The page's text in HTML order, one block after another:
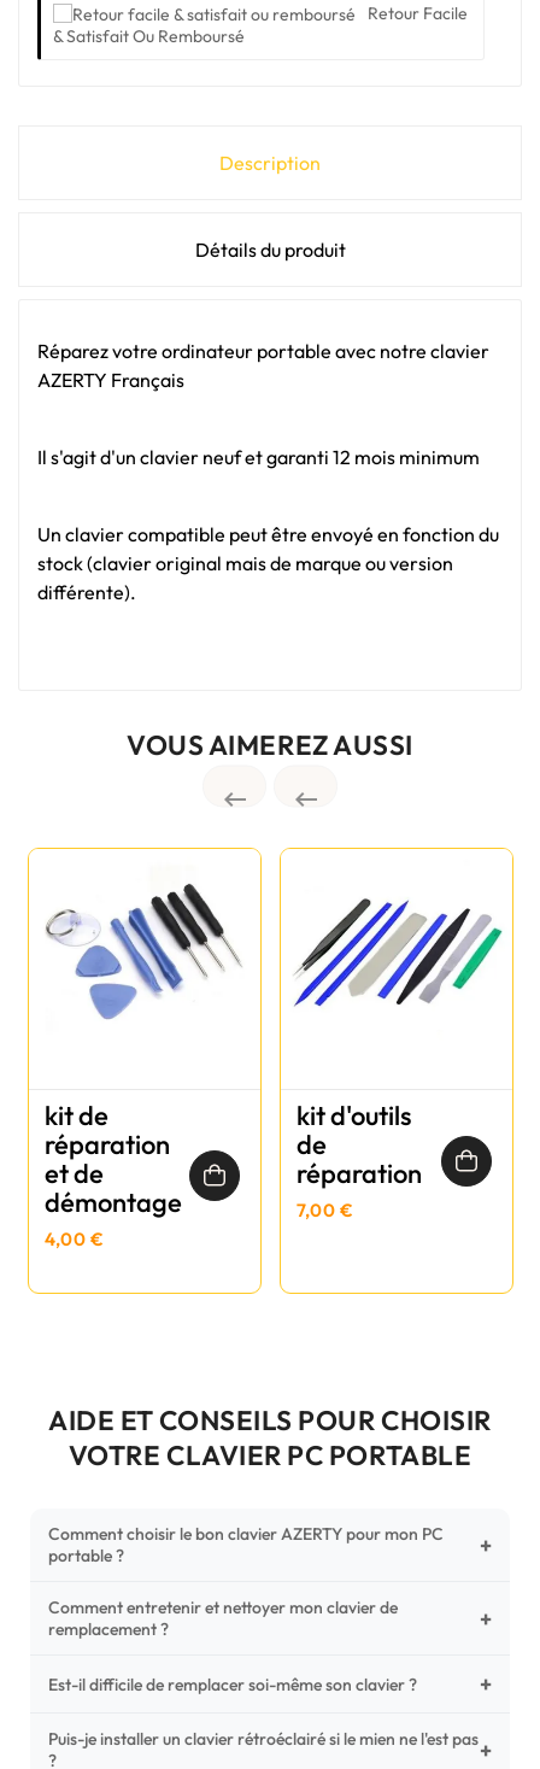
Retour Facile
& Satisfait Ou Remboursé
Description
Détails du produit
Réparez votre ordinateur portable avec notre clavier
AZERTY Français
Il s'agit d'un clavier neuf et garanti 12 mois minimum
Un clavier compatible peut être envoyé en fonction du
stock (clavier original mais de marque ou version
différente).
VOUS AIMEREZ AUSSI
 
kit de
réparation
et de
démontage
4,00 €
kit d'outils
de
réparation
7,00 €
AIDE ET CONSEILS POUR CHOISIR
VOTRE CLAVIER PC PORTABLE
Comment choisir le bon clavier AZERTY pour mon PC
portable ?
+
Pour ne pas vous tromper, vérifiez trois points critiques sur
votre clavier d'origine : la disposition (AZERTY Français), la
photos HD) et l'emplacement des fixations (vis ou clips) au
Comment entretenir et nettoyer mon clavier de
remplacement ?
+
Un entretien régulier prolonge la vie de vos touches.
poussières sous les mécanismes. Pour le nettoyage,
privilégiez un chiffon microfibre très légèrement humide.
Est-il difficile de remplacer soi-même son clavier ? +
C'est une réparation accessible et très économique ! La
Puis-je installer un clavier rétroéclairé si le mien ne l'est pas
?
+